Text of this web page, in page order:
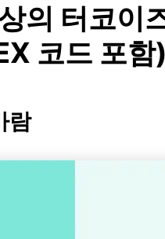
의 터코이
코드 포함)
람